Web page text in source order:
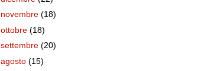
novembre(18)
ottobre(18)
settembre(20)
agosto(15)